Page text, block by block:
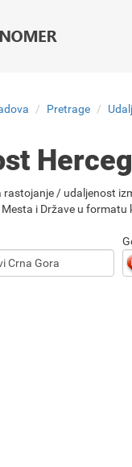
Pretrage
rastojanje / udaljenost
i Države u